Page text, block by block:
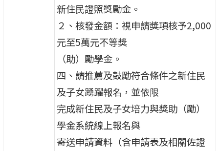
新住民證照獎勵金。
２、核發金額：視申請獎項核予2,000
元至5萬元不等獎
（助）勵學金。
四、請推薦及鼓勵符合條件之新住民
及子女踴躍報名，並依限
完成新住民及子女培力與獎助（勵）
學金系統線上報名與
寄送申請資料（含申請表及相關佐證